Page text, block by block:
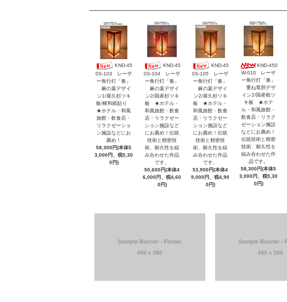
KND-45
0S-103 レーザ
ー角行灯「奏」
麻の葉デザイ
ン1/屋久杉ツキ
板/楮和紙貼り
★ホテル・和風
旅館・飲食店・
リラクゼーショ
ン施設などにお
薦め！
58,300円(本体5
3,000円、税5,30
0円)
KND-45
0S-104 レーザ
ー角行灯「奏」
麻の葉デザイ
ン2/国産杉ツキ
板 ★ホテル・
和風旅館・飲食
店・リラクゼー
ション施設など
にお薦め！伝統
技術と精密技
術、耐久性を組
み合わせた作品
です。
50,600円(本体4
6,000円、税4,60
0円)
KND-45
0S-105 レーザ
ー角行灯「奏」
麻の葉デザイ
ン2/屋久杉ツキ
板 ★ホテル・
和風旅館・飲食
店・リラクゼー
ション施設など
にお薦め！伝統
技術と精密技
術、耐久性を組
み合わせた作品
です。
53,900円(本体4
9,000円、税4,90
0円)
KND-450
W-010 レーザ
ー角行灯「奏」
重ね竜胆デザ
イン2/国産桧ツ
キ板 ★ホテ
ル・和風旅館・
飲食店・リラク
ゼーション施設
などにお薦め！
伝統技術と精密
技術、耐久性を
組み合わせた作
品です。
58,300円(本体5
3,000円、税5,30
0円)